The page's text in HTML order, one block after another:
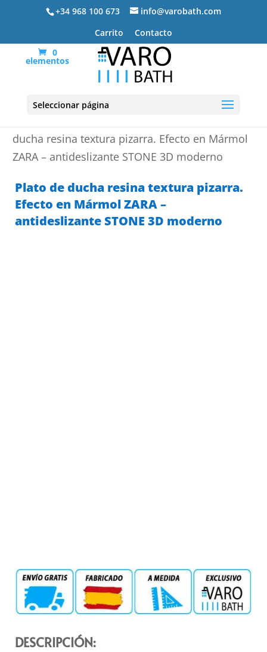
+34 968 100 673
info@varobath.com
Carrito
Contacto
0
elementos
Seleccionar página
ducha resina textura pizarra. Efecto en Mármol
ZARA – antideslizante STONE 3D moderno
Plato de ducha resina textura pizarra.
Efecto en Mármol ZARA –
antideslizante STONE 3D moderno
DESCRIPCIÓN: